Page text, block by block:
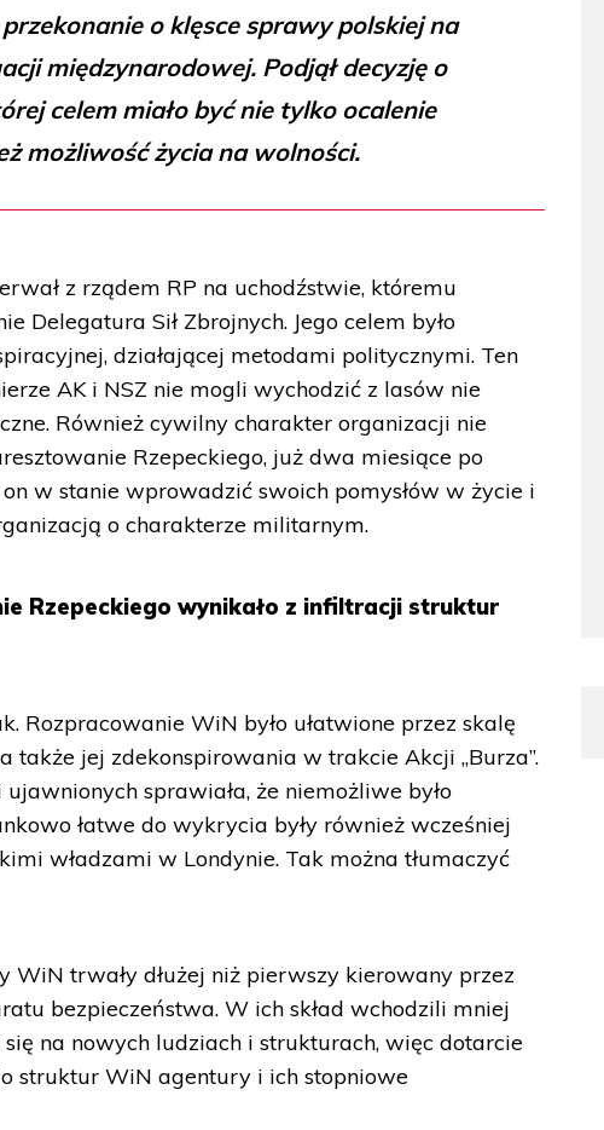
o klęsce sprawy polskiej na
międzynarodowej. Podjął decyzję o
celem miało być nie tylko ocalenie
możliwość życia na wolności.
z rządem RP na uchodźstwie, któremu
Delegatura Sił Zbrojnych. Jego celem było
działającej metodami politycznymi. Ten
AK i NSZ nie mogli wychodzić z lasów nie
Również cywilny charakter organizacji nie
Rzepeckiego, już dwa miesiące po
w stanie wprowadzić swoich pomysłów w życie i
o charakterze militarnym.
Rzepeckiego wynikało z infiltracji struktur
Rozpracowanie WiN było ułatwione przez skalę
także jej zdekonspirowania w trakcie Akcji „Burza”.
sprawiała, że niemożliwe było
łatwe do wykrycia były również wcześniej
władzami w Londynie. Tak można tłumaczyć
WiN trwały dłużej niż pierwszy kierowany przez
bezpieczeństwa. W ich skład wchodzili mniej
na nowych ludziach i strukturach, więc dotarcie
struktur WiN agentury i ich stopniowe